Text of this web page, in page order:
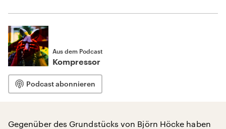
Aus dem Podcast
Kompressor
Podcast abonnieren
Gegenüber des Grundstücks von Björn Höcke haben